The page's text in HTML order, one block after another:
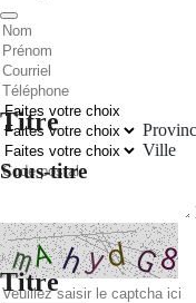
Titre
Sous-titre
Titre
Ville